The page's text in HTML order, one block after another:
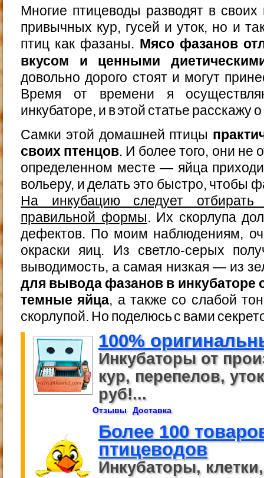
Многие птицеводы разводят в своих
привычных кур, гусей и уток, но и
птиц как фазаны. Мясо фазанов
вкусом и ценными
довольно дорого стоят и могут
Время от времени я
инкубаторе, и в этой статье расскажу
Самки этой домашней птицы
своих птенцов. И более того, они не
определенном месте — яйца
вольеру, и делать это быстро, чтобы
На инкубацию следует отбирать
правильной формы. Их скорлупа
дефектов. По моим наблюдениям,
окраски яиц. Из светло-серых
выводимость, а самая низкая — из
для вывода фазанов в
темные яйца, а также со слабой
скорлупой. Но поделюсь с вами
100%
Инкубаторы от
кур, перепелов,
руб!...
Отзывы Доставка
Более 100
птицеводов
Инкубаторы,